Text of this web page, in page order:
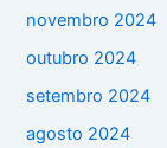
novembro 2024
outubro 2024
setembro 2024
agosto 2024